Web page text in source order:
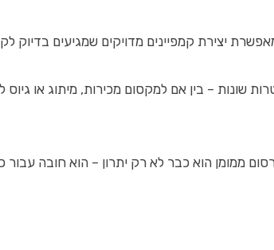
יצירת קמפיינים מדויקים שמגיעים
שונות – בין אם למקסום מכירות, מיתוג או גיוס
ממומן הוא כבר לא רק יתרון – הוא חובה